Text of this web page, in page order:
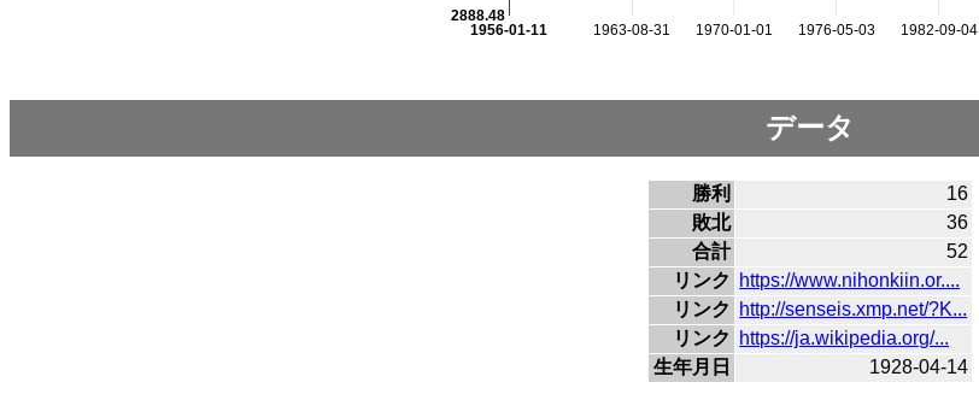
1963-08-31 1970-01-01 1976-05-03 1982-09-04
1956-01-11
2888.48
データ
勝利
16
敗北
36
合計
52
リンク
https://www.nihonkiin.or....
リンク
http://senseis.xmp.net/?K...
リンク
https://ja.wikipedia.org/...
生年月日
1928-04-14